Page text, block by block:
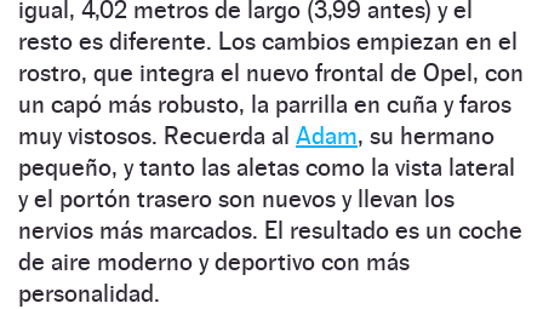
igual, 4,02 metros de largo (3,99 antes) y el
resto es diferente. Los cambios empiezan en el
rostro, que integra el nuevo frontal de Opel, con
un capó más robusto, la parrilla en cuña y faros
muy vistosos. Recuerda al Adam, su hermano
pequeño, y tanto las aletas como la vista lateral
y el portón trasero son nuevos y llevan los
nervios más marcados. El resultado es un coche
de aire moderno y deportivo con más
personalidad.